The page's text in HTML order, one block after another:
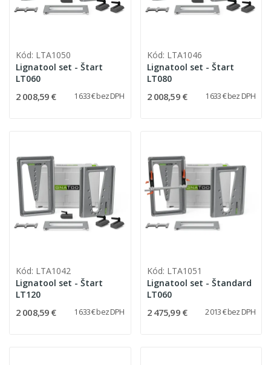
Kód: LTA1050
Lignatool set - Štart
LT060
2 008,59 € 1 633 € bez DPH
Kód: LTA1046
Lignatool set - Štart
LT080
2 008,59 € 1 633 € bez DPH
Kód: LTA1042
Lignatool set - Štart
LT120
2 008,59 € 1 633 € bez DPH
Kód: LTA1051
Lignatool set - Štandard
LT060
2 475,99 € 2 013 € bez DPH